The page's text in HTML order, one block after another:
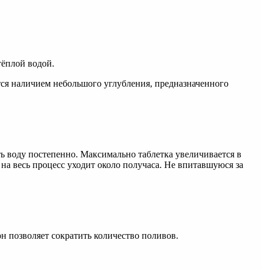
водой.
наличием небольшого углубления, предназначенного
постепенно. Максимально таблетка увеличивается в
весь процесс уходит около получаса. Не впитавшуюся за
сократить количество поливов.